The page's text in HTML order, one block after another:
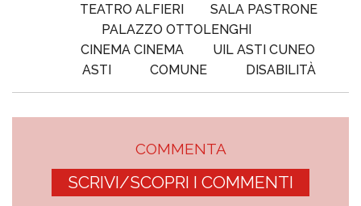
TEATRO ALFIERI
SALA PASTRONE
PALAZZO OTTOLENGHI
CINEMA CINEMA
UIL ASTI CUNEO
ASTI
COMUNE DISABILITÀ
COMMENTA
SCRIVI/SCOPRI I COMMENTI